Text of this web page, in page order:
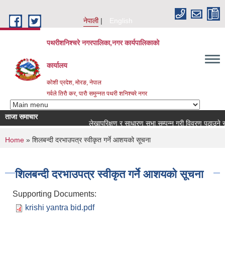
नेपाली
English
पथरीशनिश्चरे नगरपालिका,नगर कार्यपालिकाको
कार्यालय
कोशी प्रदेश, मोरङ, नेपाल
गर्वले तिराै कर, पाराै समुन्नत पथरी शनिश्चरे नगर
ताजा समाचार
लेखापरिक्षण र साधारण सभा सम्पन्न गरी विवरण पठाउने
You are here
Home » शिलबन्दी दरभाउपत्र स्वीकृत गर्ने आशयको सूचना
शिलबन्दी दरभाउपत्र स्वीकृत गर्ने आशयको सूचना
Supporting Documents:
krishi yantra bid.pdf